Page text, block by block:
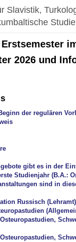
Slavistik,
2026 und
derregulären
gibt es in der
Studienjahr (B.A.:
sind in
Russisch (Lehramt)